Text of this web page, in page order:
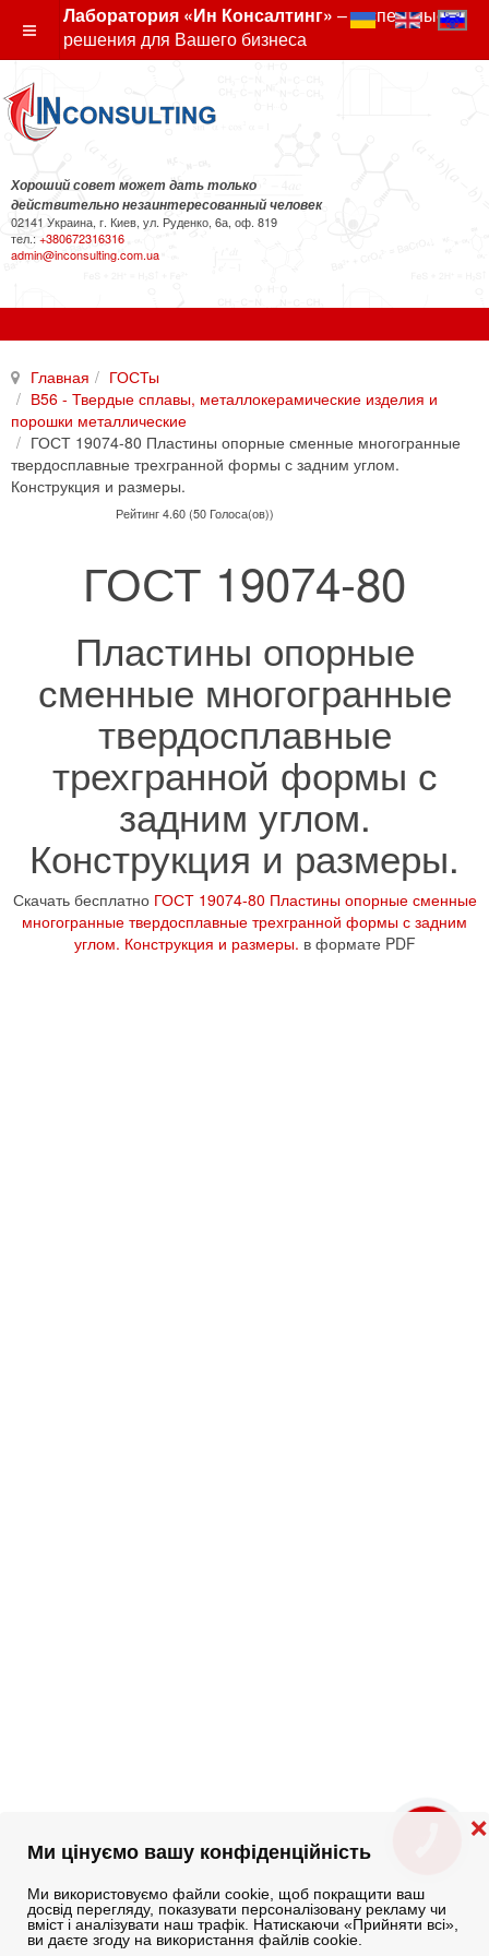
Ми цінуємо вашу конфіденційність
Ми використовуємо файли cookie, щоб покращити ваш
досвід перегляду, показувати персоналізовану рекламу чи
вміст і аналізувати наш трафік. Натискаючи «Прийняти всі»,
ви даєте згоду на використання файлів cookie.
❌
Лаборатория «Ин Консалтинг» – экспертные
решения для Вашего бизнеса
Хороший совет может дать только
действительно незаинтересованный человек
02141 Украина, г. Киев, ул. Руденко, 6а, оф. 819
тел.: +380672316316
admin@inconsulting.com.ua
Главная
ГОСТы
В56 - Твердые сплавы, металлокерамические изделия и
порошки металлические
ГОСТ 19074-80 Пластины опорные сменные многогранные
твердосплавные трехгранной формы с задним углом.
Конструкция и размеры.
Рейтинг 4.60 (50 Голоса(ов))
ГОСТ 19074-80
Пластины опорные
сменные многогранные
твердосплавные
трехгранной формы с
задним углом.
Конструкция и размеры.
Скачать бесплатно ГОСТ 19074-80 Пластины опорные сменные
многогранные твердосплавные трехгранной формы с задним
углом. Конструкция и размеры. в формате PDF